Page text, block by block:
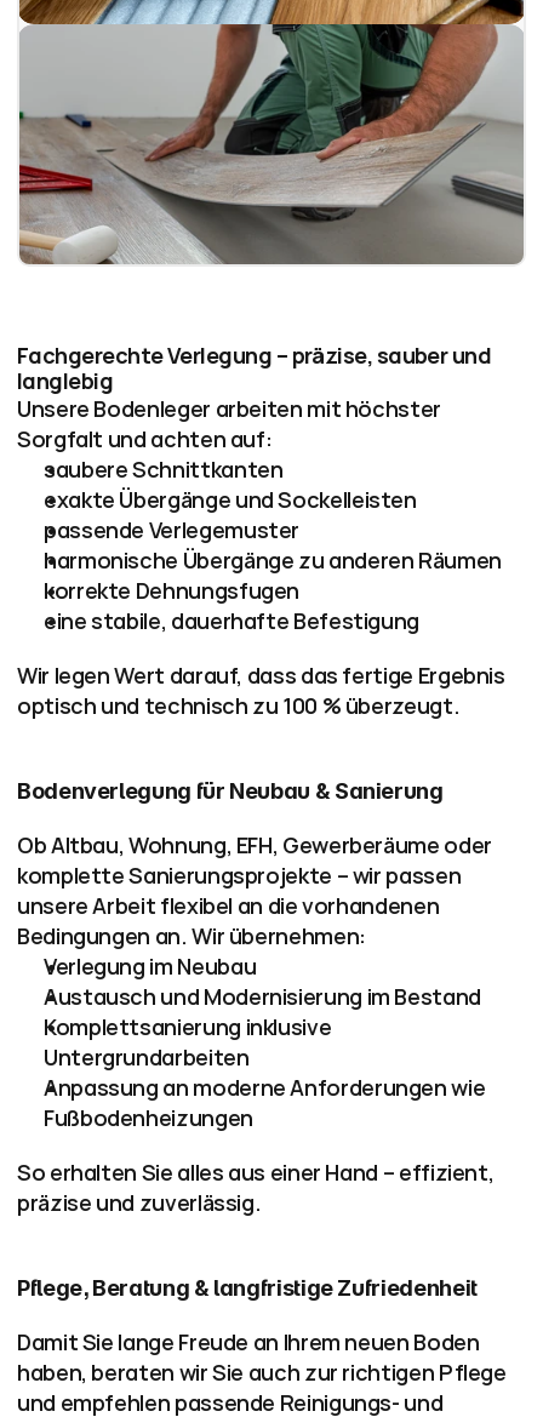
Fachgerechte Verlegung – präzise, sauber und
langlebig
Unsere Bodenleger arbeiten mit höchster
Sorgfalt und achten auf:
saubere Schnittkanten
exakte Übergänge und Sockelleisten
passende Verlegemuster
harmonische Übergänge zu anderen Räumen
korrekte Dehnungsfugen
eine stabile, dauerhafte Befestigung
Wir legen Wert darauf, dass das fertige Ergebnis
optisch und technisch zu 100 % überzeugt.
Bodenverlegung für Neubau & Sanierung
Ob Altbau, Wohnung, EFH, Gewerberäume oder
komplette Sanierungsprojekte – wir passen
unsere Arbeit flexibel an die vorhandenen
Bedingungen an. Wir übernehmen:
Verlegung im Neubau
Austausch und Modernisierung im Bestand
Komplettsanierung inklusive
Untergrundarbeiten
Anpassung an moderne Anforderungen wie
Fußbodenheizungen
So erhalten Sie alles aus einer Hand – effizient,
präzise und zuverlässig.
Pflege, Beratung & langfristige Zufriedenheit
Damit Sie lange Freude an Ihrem neuen Boden
haben, beraten wir Sie auch zur richtigen Pflege
und empfehlen passende Reinigungs- und